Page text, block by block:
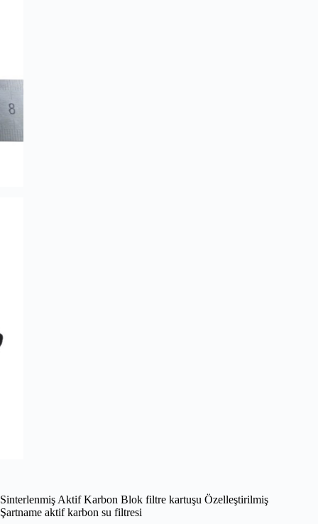
Sinterlenmiş Aktif Karbon Blok filtre kartuşu Özelleştirilmiş
Şartname aktif karbon su filtresi